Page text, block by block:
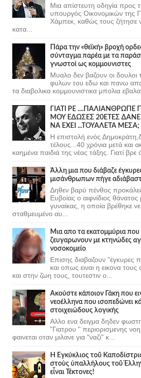
Μια απίστευτη οδηγία προς
υπουργός Οικονομικών της
Χάμπεκ, καθώς τους ζήτησε
κατα...
Πάρα την «θεϊκή» βροχή
σύνταγμα παρέα με τα
γνωστοί ως κομμουνιστες
Μυαλο δεν βαζουν οι δουλοι
φυλων του εδω και πανω
τα διαβολικα κομμουνιστικα μπολια
ΓΙΑΤΙ ΡΕ
ΜΟΥ ΕΔΩΣΕΣ 20ΕΤΕΣ
ΝΑ ΕΧΕΙ ...ΤΟΥΑΛΕΤΑ ΜΕΣΑ;
Η επιστολή ενός
τέλους...40 χρόνια μετά και
καημένα παιδιά της νέας τάξης. Γιατί βρε
Άλλη μια που διάβαζε
μισάνθρωπων πήγε
Δηθεν βαρύ πένθος
Ευβοίας ο αιφνίδιος
γυναίκας, η οποία βρέθηκε
σταθμευμένο αυ...
Μια απο τα εκατομμύρια που
ζευγαρωνουν με κτηνώδες
νοσοκομείο
Επισης διαβαζουν "έγκυρες
και οπως ειναι η εικονα τους
και στην ζωη τους, τουτεστιν ο...
Ακούστε κάποιον Γάκη που
νεοέλληνα που ισοπεδώνει
στοιχειώδους λογικής
Αλλο ενα δειγμα δηδεν
"Γιατρου " περιορισμενης
φαινεται οταν μιλανε για "ναζι" κ...
Ἡ Ἐγκύκλιος τοῦ
στοὺς ὑπαλλήλους τοῦ
εἶναι Τέκτονες!